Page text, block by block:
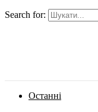
Search for:
Останні